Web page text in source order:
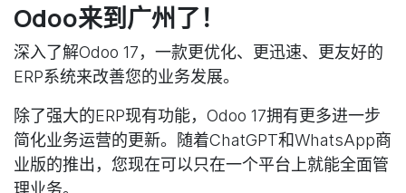
Odoo来到广州了！
深入了解Odoo 17，一款更优化、更迅速、更友好的
ERP系统来改善您的业务发展。
除了强大的ERP现有功能，Odoo 17拥有更多进一步
简化业务运营的更新。随着ChatGPT和WhatsApp商
业版的推出，您现在可以只在一个平台上就能全面管
理业务。